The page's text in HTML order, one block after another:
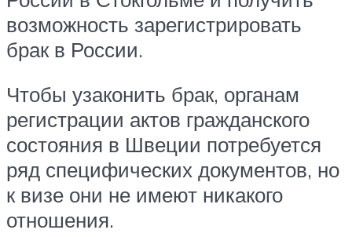
возможность зарегистрировать
брак в России.
Чтобы узаконить брак, органам
регистрации актов гражданского
состояния в Швеции потребуется
ряд специфических документов, но
к визе они не имеют никакого
отношения.